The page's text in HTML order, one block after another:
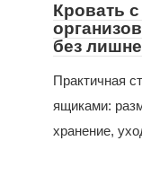
Кровать
без
Практичная
ящиками:
хранение,